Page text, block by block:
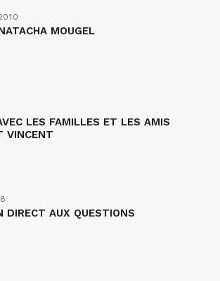
MOUGEL
LES FAMILLES ET LES AMIS
VINCENT
DIRECT AUX QUESTIONS